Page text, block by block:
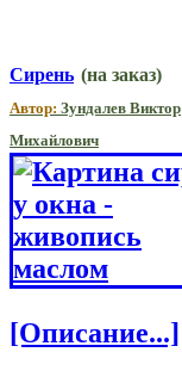
Сирень (на заказ)
Автор: Зундалев Виктор
Михайлович
[Описание...]